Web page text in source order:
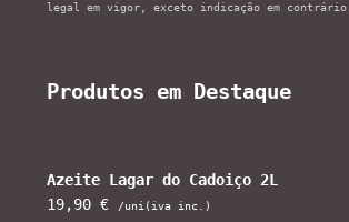
legal em vigor, exceto indicação em contrário.
Produtos em Destaque
Azeite Lagar do Cadoiço 2L
19,90€ /uni(iva inc.)